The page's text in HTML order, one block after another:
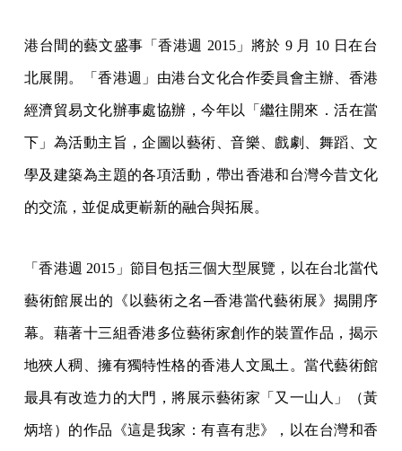
港台間的藝文盛事「香港週 2015」將於 9 月 10 日在台
北展開。「香港週」由港台文化合作委員會主辦、香港
經濟貿易文化辦事處協辦，今年以「繼往開來．活在當
下」為活動主旨，企圖以藝術、音樂、戲劇、舞蹈、文
學及建築為主題的各項活動，帶出香港和台灣今昔文化
的交流，並促成更嶄新的融合與拓展。
「香港週 2015」節目包括三個大型展覽，以在台北當代
藝術館展出的《以藝術之名─香港當代藝術展》揭開序
幕。藉著十三組香港多位藝術家創作的裝置作品，揭示
地狹人稠、擁有獨特性格的香港人文風土。當代藝術館
最具有改造力的大門，將展示藝術家「又一山人」（黃
炳培）的作品《這是我家：有喜有悲》，以在台灣和香